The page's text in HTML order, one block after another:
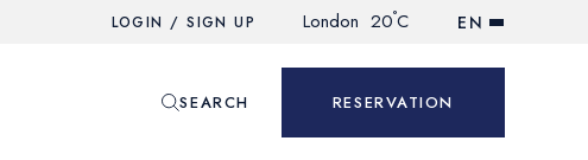
LOGIN / SIGN UP London 20°C EN
SEARCH RESERVATION